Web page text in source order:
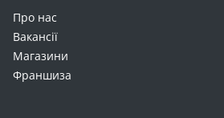
Про нас
Вакансії
Магазини
Франшиза